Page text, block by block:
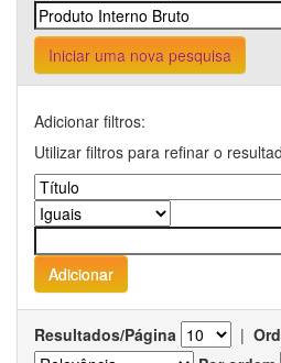
Iniciar uma nova pesquisa
Adicionar filtros:
Utilizar filtros para refinar o
Resultados/Página |